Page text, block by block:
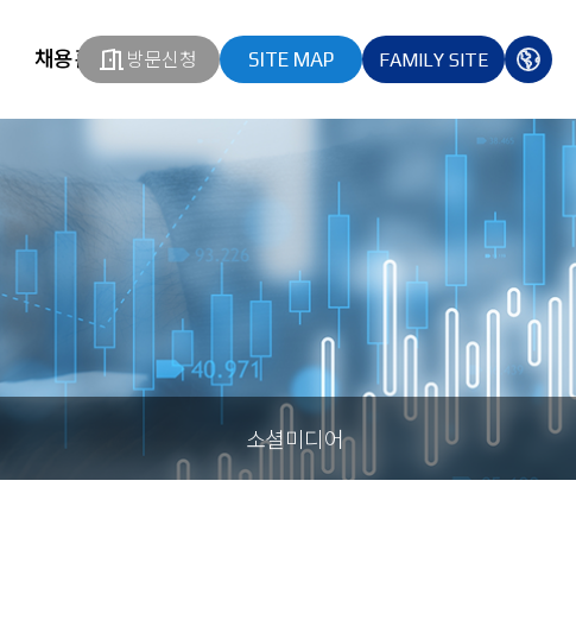
채용홈페이지방문신청 SITE MAP
열기 FAMILY SITE
열기
다국
소셜미디어